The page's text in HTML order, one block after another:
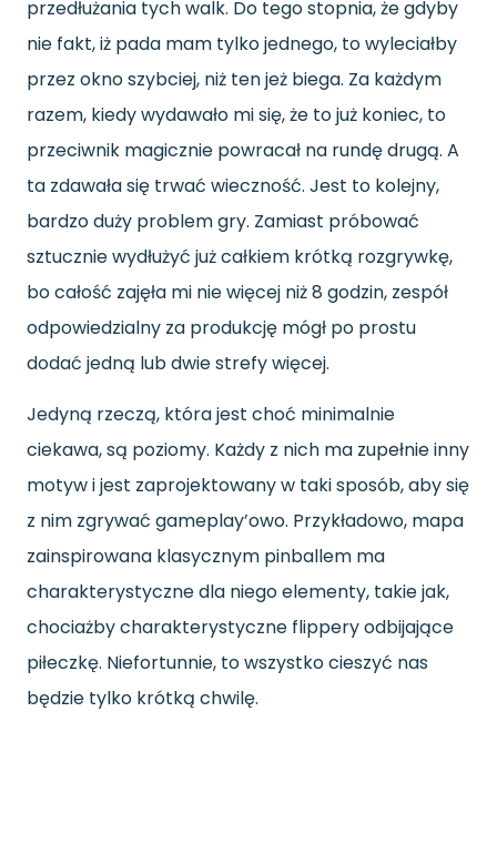
przedłużania tych walk. Do tego stopnia,że gdyby
nie fakt, iż pada mam tylko jednego, to wyleciałby
przez okno szybciej, niż ten jeż biega. Za każdym
razem, kiedy wydawało mi się, że to już koniec, to
przeciwnik magicznie powracał na rundę drugą. A
ta zdawała się trwać wieczność. Jest to kolejny,
bardzo duży problem gry. Zamiast próbować
sztucznie wydłużyć już całkiem krótką rozgrywkę,
bo całość zajęła mi nie więcej niż 8 godzin, zespół
odpowiedzialny za produkcję mógł po prostu
dodać jedną lub dwie strefy więcej.
Jedyną rzeczą, która jest choć minimalnie
ciekawa, są poziomy. Każdy z nich ma zupełnie inny
motyw i jest zaprojektowany w taki sposób, aby się
z nim zgrywać gameplay’owo. Przykładowo, mapa
zainspirowana klasycznym pinballem ma
charakterystyczne dla niego elementy, takie jak,
chociażby charakterystyczne flippery odbijające
piłeczkę. Niefortunnie, to wszystko cieszyć nas
będzie tylko krótką chwilę.